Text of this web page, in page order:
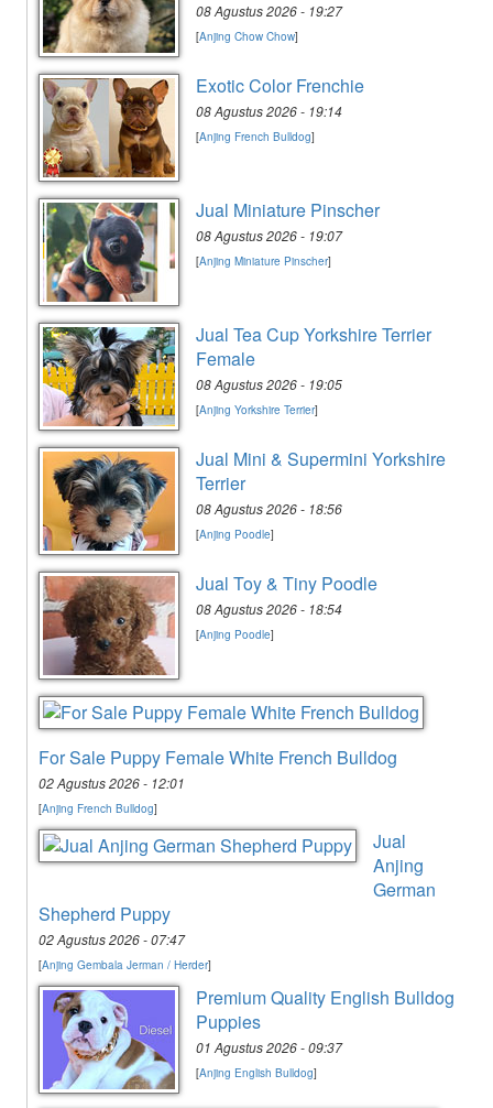
08 Agustus 2026 - 19:27
[Anjing Chow Chow]
Exotic Color Frenchie
08 Agustus 2026 - 19:14
[Anjing French Bulldog]
Jual Miniature Pinscher
08 Agustus 2026 - 19:07
[Anjing Miniature Pinscher]
Jual Tea Cup Yorkshire Terrier
Female
08 Agustus 2026 - 19:05
[Anjing Yorkshire Terrier]
Jual Mini & Supermini Yorkshire
Terrier
08 Agustus 2026 - 18:56
[Anjing Poodle]
Jual Toy & Tiny Poodle
08 Agustus 2026 - 18:54
[Anjing Poodle]
For Sale Puppy Female White French Bulldog
02 Agustus 2026 - 12:01
[Anjing French Bulldog]
Jual
Anjing
German
Shepherd Puppy
02 Agustus 2026 - 07:47
[Anjing Gembala Jerman / Herder]
Premium Quality English Bulldog
Puppies
01 Agustus 2026 - 09:37
[Anjing English Bulldog]